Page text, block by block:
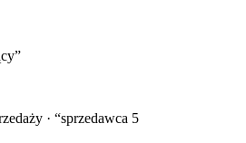
· “sprzedawca 5